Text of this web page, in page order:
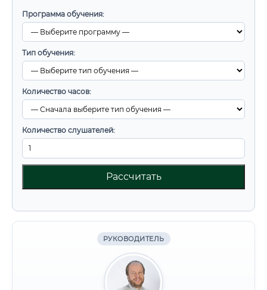
Программа обучения:
Тип обучения:
Количество часов:
Количество слушателей:
Рассчитать
РУКОВОДИТЕЛЬ